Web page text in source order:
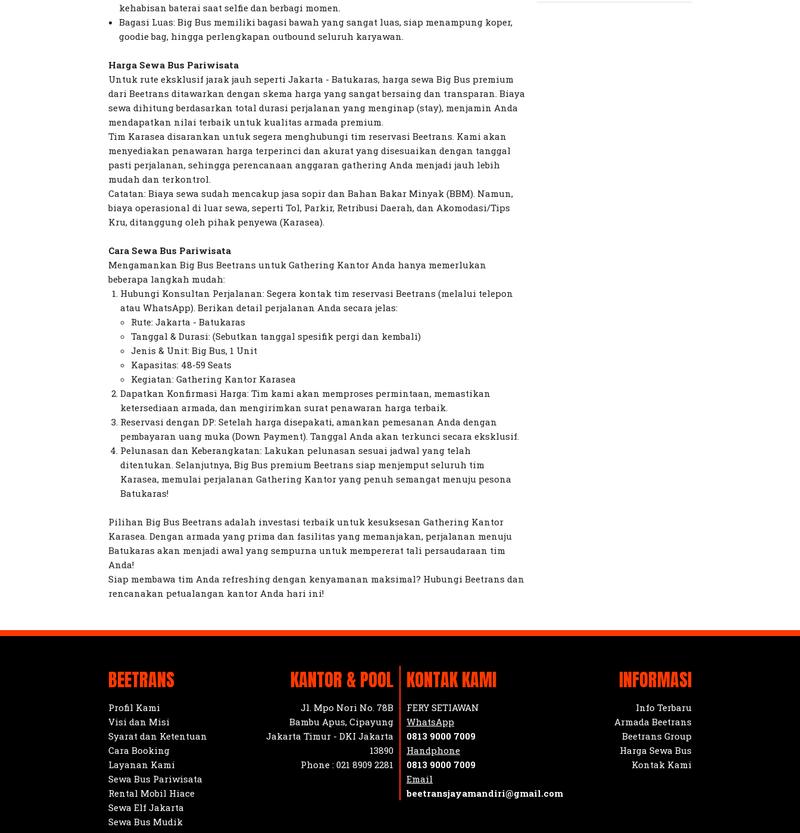
kehabisan baterai saat selfie dan berbagi momen.
Bagasi Luas: Big Bus memiliki bagasi bawah yang sangat luas, siap menampung koper,
goodie bag, hingga perlengkapan outbound seluruh karyawan.
Harga Sewa Bus Pariwisata
Untuk rute eksklusif jarak jauh seperti Jakarta - Batukaras, harga sewa Big Bus premium
dari Beetrans ditawarkan dengan skema harga yang sangat bersaing dan transparan. Biaya
sewa dihitung berdasarkan total durasi perjalanan yang menginap (stay), menjamin Anda
mendapatkan nilai terbaik untuk kualitas armada premium.
Tim Karasea disarankan untuk segera menghubungi tim reservasi Beetrans. Kami akan
menyediakan penawaran harga terperinci dan akurat yang disesuaikan dengan tanggal
pasti perjalanan, sehingga perencanaan anggaran gathering Anda menjadi jauh lebih
mudah dan terkontrol.
Catatan: Biaya sewa sudah mencakup jasa sopir dan Bahan Bakar Minyak (BBM). Namun,
biaya operasional di luar sewa, seperti Tol, Parkir, Retribusi Daerah, dan Akomodasi/Tips
Kru, ditanggung oleh pihak penyewa (Karasea).
Cara Sewa Bus Pariwisata
Mengamankan Big Bus Beetrans untuk Gathering Kantor Anda hanya memerlukan
beberapa langkah mudah:
Hubungi Konsultan Perjalanan: Segera kontak tim reservasi Beetrans (melalui telepon
atau WhatsApp). Berikan detail perjalanan Anda secara jelas:
Rute: Jakarta - Batukaras
Tanggal & Durasi: (Sebutkan tanggal spesifik pergi dan kembali)
Jenis & Unit: Big Bus, 1 Unit
Kapasitas: 48-59 Seats
Kegiatan: Gathering Kantor Karasea
Dapatkan Konfirmasi Harga: Tim kami akan memproses permintaan, memastikan
ketersediaan armada, dan mengirimkan surat penawaran harga terbaik.
Reservasi dengan DP: Setelah harga disepakati, amankan pemesanan Anda dengan
pembayaran uang muka (Down Payment). Tanggal Anda akan terkunci secara eksklusif.
Pelunasan dan Keberangkatan: Lakukan pelunasan sesuai jadwal yang telah
ditentukan. Selanjutnya, Big Bus premium Beetrans siap menjemput seluruh tim
Karasea, memulai perjalanan Gathering Kantor yang penuh semangat menuju pesona
Batukaras!
Pilihan Big Bus Beetrans adalah investasi terbaik untuk kesuksesan Gathering Kantor
Karasea. Dengan armada yang prima dan fasilitas yang memanjakan, perjalanan menuju
Batukaras akan menjadi awal yang sempurna untuk mempererat tali persaudaraan tim
Anda!
Siap membawa tim Anda refreshing dengan kenyamanan maksimal? Hubungi Beetrans dan
rencanakan petualangan kantor Anda hari ini!
BEETRANS
Profil Kami
Visi dan Misi
Syarat dan Ketentuan
Cara Booking
Layanan Kami
Sewa Bus Pariwisata
Rental Mobil Hiace
Sewa Elf Jakarta
Sewa Bus Mudik
KANTOR & POOL
Jl. Mpo Nori No. 78B
Bambu Apus, Cipayung
Jakarta Timur - DKI Jakarta
13890
Phone : 021 8909 2281
KONTAK KAMI
FERY SETIAWAN
WhatsApp
0813 9000 7009
Handphone
0813 9000 7009
Email
beetransjayamandiri@gmail.com
INFORMASI
Info Terbaru
Armada Beetrans
Beetrans Group
Harga Sewa Bus
Kontak Kami